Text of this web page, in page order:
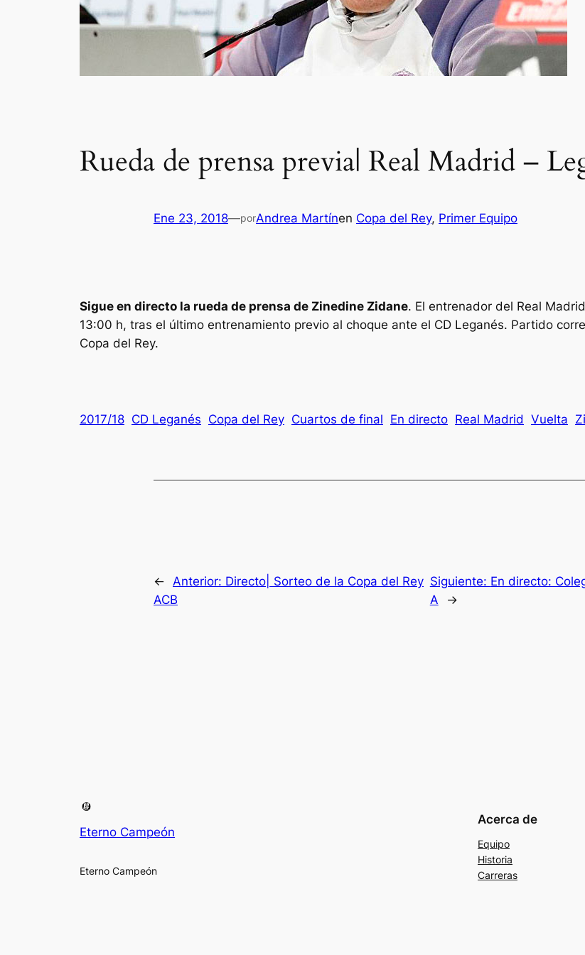
Rueda de prensa previa| Real Madrid –
Ene 23, 2018—porAndrea Martínen Copa del Rey, Primer Equipo
Sigue en directo la rueda de prensa de Zinedine Zidane. El entrenador del Real
13:00 h, tras el último entrenamiento previo al choque ante el CD Leganés. Partido
Copa del Rey.
2017/18 CD Leganés Copa del Rey Cuartos de final En directo Real Madrid Vuelta
← Anterior: Directo| Sorteo de la Copa del Rey
ACB
Siguiente: En directo:
A
→
Eterno Campeón
Eterno Campeón
Acerca de
Equipo
Historia
Carreras